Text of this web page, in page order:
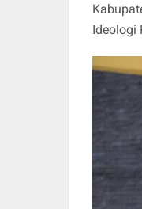
Ideologi